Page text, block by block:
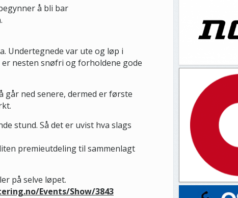
å bli bar
Undertegnede var ute og løp i
nesten snøfri og forholdene gode
går ned senere, dermed er første
stund. Så det er uvist hva slags
premieutdeling til sammenlagt
på selve løpet.
Events/Show/3843